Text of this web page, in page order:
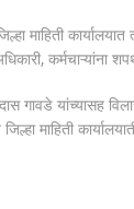
प्रमुख
माहिती
कर्मचाऱ्यांना
गावडे यांच्यासह
माहिती